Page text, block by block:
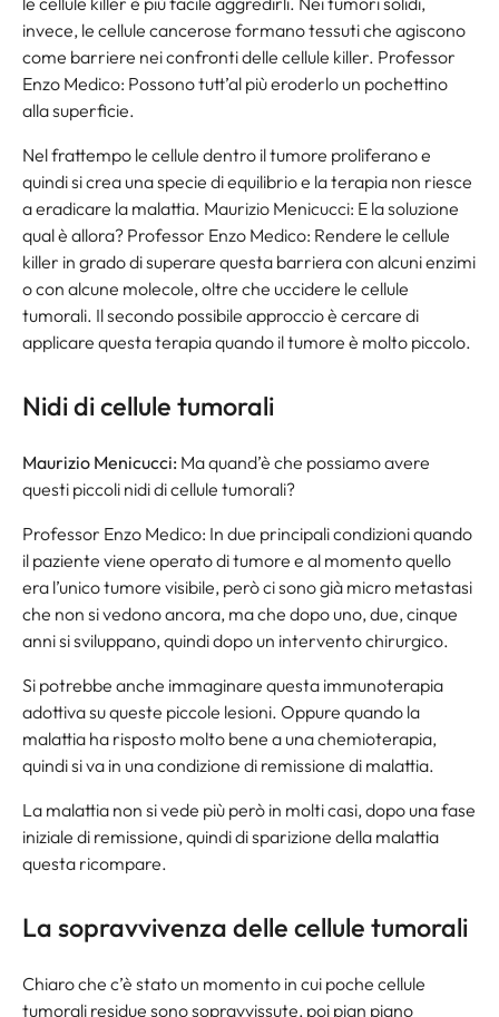
invece, le cellule cancerose formano tessuti che agiscono
come barriere nei confronti delle cellule killer. Professor
Enzo Medico: Possono tutt’al più eroderlo un pochettino
alla superficie.
Nel frattempo le cellule dentro il tumore proliferano e
quindi si crea una specie di equilibrio e la terapia non riesce
a eradicare la malattia. Maurizio Menicucci: E la soluzione
qual è allora? Professor Enzo Medico: Rendere le cellule
killer in grado di superare questa barriera con alcuni enzimi
o con alcune molecole, oltre che uccidere le cellule
tumorali. Il secondo possibile approccio è cercare di
applicare questa terapia quando il tumore è molto piccolo.
Nidi di cellule tumorali
Maurizio Menicucci: Ma quand’è che possiamo avere
questi piccoli nidi di cellule tumorali?
Professor Enzo Medico: In due principali condizioni quando
il paziente viene operato di tumore e al momento quello
era l’unico tumore visibile, però ci sono già micro metastasi
che non si vedono ancora, ma che dopo uno, due, cinque
anni si sviluppano, quindi dopo un intervento chirurgico.
Si potrebbe anche immaginare questa immunoterapia
adottiva su queste piccole lesioni. Oppure quando la
malattia ha risposto molto bene a una chemioterapia,
quindi si va in una condizione di remissione di malattia.
La malattia non si vede più però in molti casi, dopo una fase
iniziale di remissione, quindi di sparizione della malattia
questa ricompare.
La sopravvivenza delle cellule tumorali
Chiaro che c’è stato un momento in cui poche cellule
tumorali residue sono sopravvissute, poi pian piano